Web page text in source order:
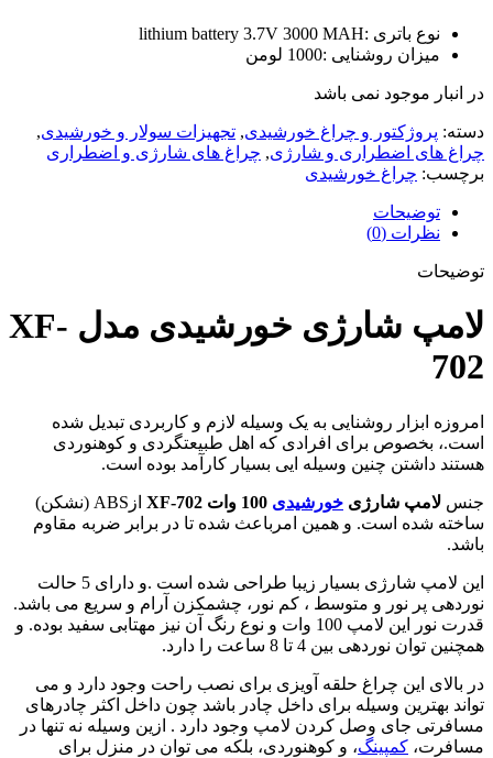
نوع باتری :lithium battery 3.7V 3000 MAH
میزان روشنایی :1000 لومن
در انبار موجود نمی باشد
دسته: پروژکتور و چراغ خورشیدی, تجهیزات سولار و خورشیدی,
چراغ های اضطراری و شارژی, چراغ های شارژی و اضطراری
برچسب: چراغ خورشیدی
توضیحات
نظرات (0)
توضیحات
لامپ شارژی خورشیدی مدل XF-
702
امروزه ابزار روشنایی به یک وسیله لازم و کاربردی تبدیل شده
است.، بخصوص برای افرادی که اهل طبیعتگردی و کوهنوردی
هستند داشتن چنین وسیله ایی بسیار کارآمد بوده است.
جنس لامپ شارژی خورشیدی XF-702
ازABS (نشکن)
ساخته شده است. و همین امرباعث شده تا در برابر ضربه مقاوم
باشد.
این لامپ شارژی بسیار زیبا طراحی شده است .و دارای 5 حالت
نوردهی پر نور و متوسط ، کم نور، چشمکزن آرام و سریع می باشد.
قدرت نور این لامپ 100 وات و نوع رنگ آن نیز مهتابی سفید بوده. و
همچنین توان نوردهی بین 4 تا 8 ساعت را دارد.
در بالای این چراغ حلقه آویزی برای نصب راحت وجود دارد و می
تواند بهترین وسیله برای داخل چادر باشد چون داخل اکثر چادرهای
مسافرتی جای وصل کردن لامپ وجود دارد . ازین وسیله نه تنها در
مسافرت، کمپینگ، و کوهنوردی، بلکه می توان در منزل برای